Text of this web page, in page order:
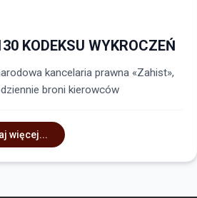
KODEKSU WYKROCZEŃ
kancelaria prawna «Zahist»,
broni kierowców
więcej...